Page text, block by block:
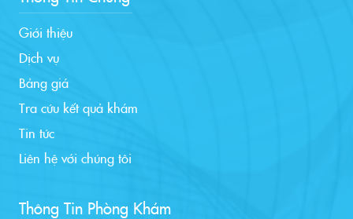
Giới thiệu
Dịch vụ
Bảng giá
Tra cứu kết quả khám
Tin tức
Liên hệ với chúng tôi
Thông Tin Phòng Khám